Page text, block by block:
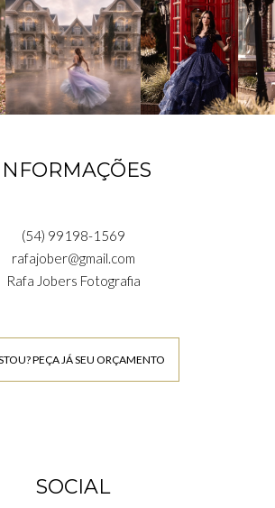
(54) 99198-1569
rafajober@gmail.com
Rafa Jobers Fotografia
PEÇA JÁ SEU ORÇAMENTO
SOCIAL